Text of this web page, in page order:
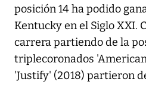
posición 14 ha podido
Kentucky en el Siglo XXI.
carrera partiendo de la
triplecoronados
'Justify' (2018) partieron